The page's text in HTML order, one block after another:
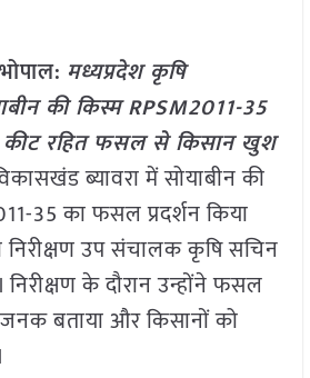
मध्यप्रदेश कृषि
की किस्म RPSM2011-35
कीट रहित फसल से किसान खुश
ब्यावरा में सोयाबीन की
35 का फसल प्रदर्शन किया
निरीक्षण उप संचालक कृषि सचिन
निरीक्षण के दौरान उन्होंने फसल
बताया और किसानों को